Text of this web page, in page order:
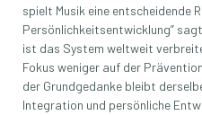
spielt Musik eine entscheidende
Persönlichkeitsentwicklung” sagt
ist das System weltweit
Fokus weniger auf der
der Grundgedanke bleibt
Integration und persönliche